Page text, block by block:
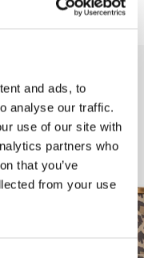
and ads, to
analyse our traffic.
use of our site with
partners who
that you’ve
from your use